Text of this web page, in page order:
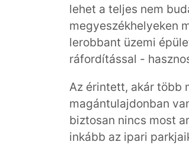
lehet a teljes nem
megyeszékhelyeken
lerobbant üzemi
ráfordítással -
Az érintett, akár több
magántulajdonban
biztosan nincs most
inkább az ipari